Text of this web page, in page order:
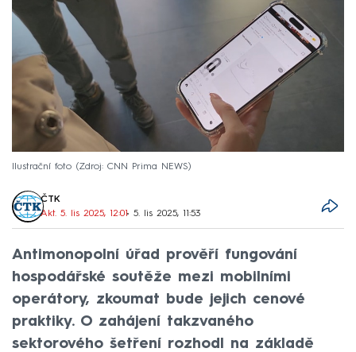
Ilustrační foto Zdroj: CNN Prima NEWS
ČTK
Akt. 5. lis 2025, 12:01• 5. lis 2025, 11:53
Antimonopolní úřad prověří fungování
hospodářské soutěže mezi mobilními
operátory, zkoumat bude jejich cenové
praktiky. O zahájení takzvaného
sektorového šetření rozhodl na základě